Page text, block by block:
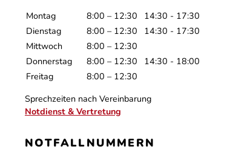
Montag
8:00 – 12:30
14:30 - 17:30
Dienstag
8:00 – 12:30
14:30 - 17:30
Mittwoch
8:00 – 12:30
Donnerstag
8:00 – 12:30
14:30 - 18:00
Freitag
8:00 – 12:30
Sprechzeiten nach Vereinbarung
Notdienst & Vertretung
NOTFALLNUMMERN